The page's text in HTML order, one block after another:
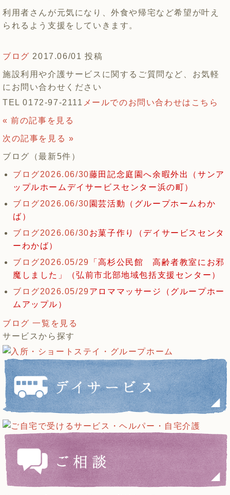
利用者さんが元気になり、外食や帰宅など希望が叶え
られるよう支援をしていきます。
ブログ 2017.06/01 投稿
施設利用や介護サービスに関するご質問など、お気軽
にお問い合わせください
TEL 0172-97-2111 メールでのお問い合わせはこちら
« 前の記事を見る
次の記事を見る »
ブログ（最新5件）
ブログ2026.06/30藤田記念庭園へ余暇外出（サンア
ップルホームデイサービスセンター浜の町）
ブログ2026.06/30 園芸活動（グループホームわか
ば）
ブログ2026.06/30お菓子作り（デイサービスセンタ
ーわかば）
ブログ2026.05/29
「高杉公民館 高齢者教室にお邪
魔しました」（弘前市北部地域包括支援センター）
ブログ2026.05/29アロママッサージ（グループホー
ムアップル）
ブログ 一覧を見る
サービスから探す